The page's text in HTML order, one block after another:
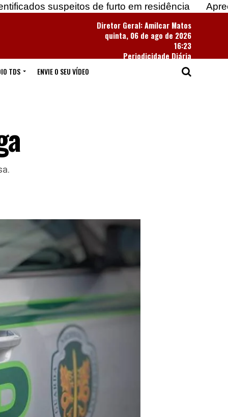
de furto em residência
Apreendidas
Diretor Geral: Amilcar Matos
quinta, 06 de ago de 2026
16:23
Periodicidade Diária
TDS
ENVIE O SEU VÍDEO